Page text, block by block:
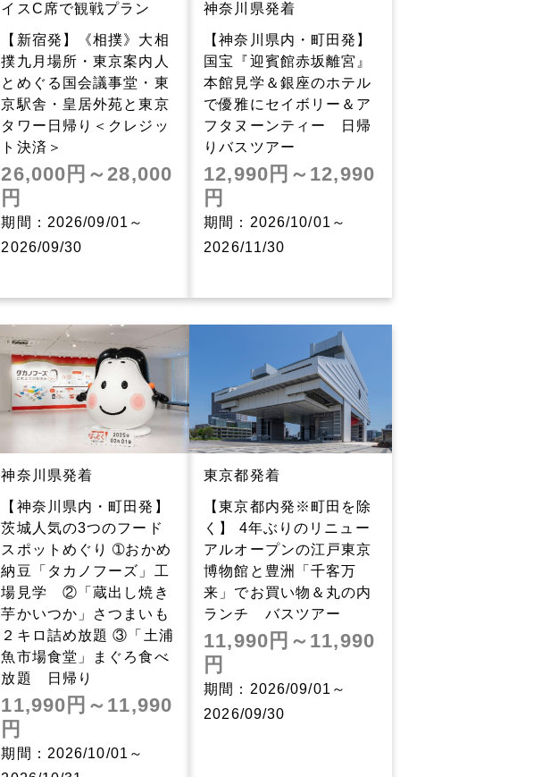
イスC席で観戦プラン
【新宿発】《相撲》大相
撲九月場所・東京案内人
とめぐる国会議事堂・東
京駅舎・皇居外苑と東京
タワー日帰り＜クレジッ
ト決済＞
26,000円～28,000
円
期間：2026/09/01～
2026/09/30
神奈川県発着
【神奈川県内・町田発】
国宝『迎賓館赤坂離宮』
本館見学＆銀座のホテル
で優雅にセイボリー＆ア
フタヌーンティー 日帰
りバスツアー
12,990円～12,990
円
期間：2026/10/01～
2026/11/30
神奈川県発着
【神奈川県内・町田発】
茨城人気の3つのフード
スポットめぐり ➀おかめ
納豆「タカノフーズ」工
場見学 ②「蔵出し焼き
芋かいつか」さつまいも
２キロ詰め放題 ③「土浦
魚市場食堂」まぐろ食べ
放題 日帰り
11,990円～11,990
円
期間：2026/10/01～
東京都発着
【東京都内発※町田を除
く】 4年ぶりのリニュー
アルオープンの江戸東京
博物館と豊洲「千客万
来」でお買い物＆丸の内
ランチ バスツアー
11,990円～11,990
円
期間：2026/09/01～
2026/09/30